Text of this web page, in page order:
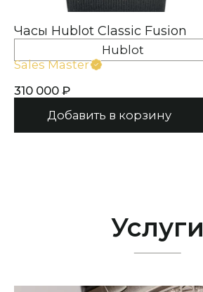
Часы Hublot Classic Fusion
Hublot
Sales Master
310 000
Услуги